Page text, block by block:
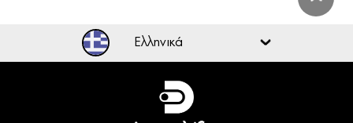
Ελληνικά
Ελληνικά
English